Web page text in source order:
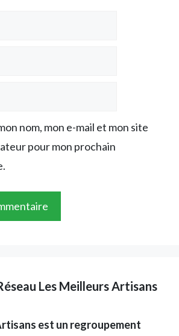
nom, mon e-mail et mon site
pour mon prochain
Les Meilleurs Artisans
est un regroupement